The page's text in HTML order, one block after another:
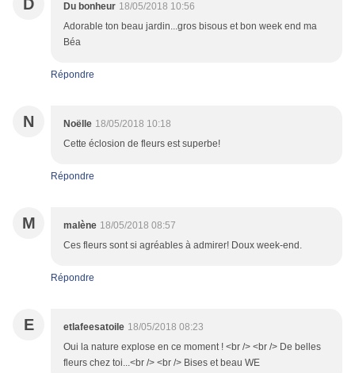
D Du bonheur 18/05/2018 10:56
Adorable ton beau jardin...gros bisous et bon week end ma
Béa
Répondre
N Noëlle 18/05/2018 10:18
Cette éclosion de fleurs est superbe!
Répondre
M malène 18/05/2018 08:57
Ces fleurs sont si agréables à admirer! Doux week-end.
Répondre
E etlafeesatoile 18/05/2018 08:23
Oui la nature explose en ce moment ! <br /> <br /> De belles
fleurs chez toi...<br /> <br /> Bises et beau WE